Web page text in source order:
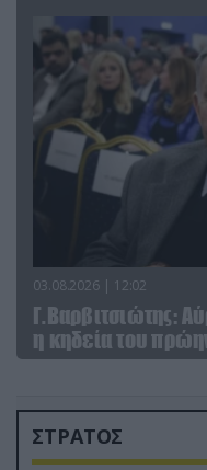
03.08.2026 | 12:02
Γ.Βαρβιτσιώτης:
η κηδεία του
ΣΤΡΑΤΟΣ